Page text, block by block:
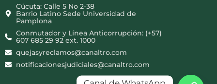
Cúcuta: Calle 5 No 2-38
Barrio Latino Sede Universidad de
Pamplona
Conmutador y Línea Anticorrupción: (+57)
607 685 29 92 ext. 1000
quejasyreclamos@canaltro.com
notificacionesjudiciales@canaltro.com